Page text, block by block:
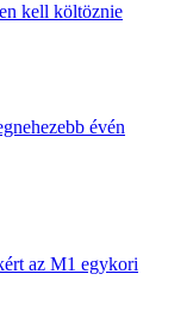
kell költöznie
évén
az M1 egykori